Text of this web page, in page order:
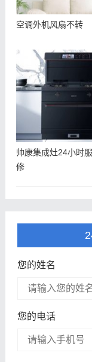
空调外机风扇不转
帅康集成灶24小时
修
您的姓名
您的电话